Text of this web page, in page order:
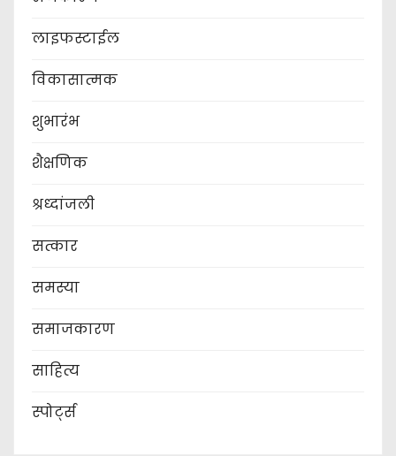
लाइफस्टाईल
विकासात्मक
शुभारंभ
शैक्षणिक
श्रध्दांजली
सत्कार
समस्या
समाजकारण
साहित्य
स्पोर्ट्स